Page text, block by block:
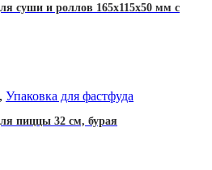
суши и роллов 165х115х50 мм с
, Упаковка для фастфуда
пиццы 32 см, бурая